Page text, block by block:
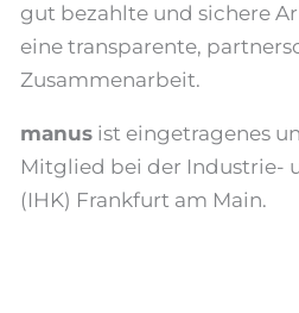
gut bezahlte und sichere
eine transparente,
Zusammenarbeit.
manus ist eingetragenes
Mitglied bei der Industrie-
(IHK) Frankfurt am Main.